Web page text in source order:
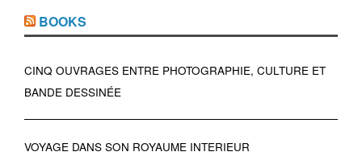
BOOKS
CINQ OUVRAGES ENTRE PHOTOGRAPHIE, CULTURE ET
BANDE DESSINÉE
VOYAGE DANS SON ROYAUME INTERIEUR